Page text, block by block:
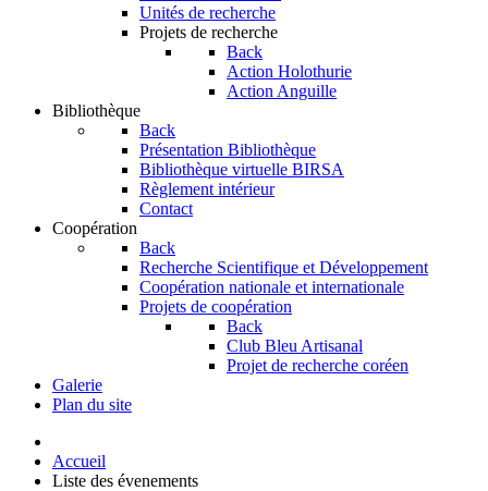
Unités de recherche
Projets de recherche
Back
Action Holothurie
Action Anguille
Bibliothèque
Back
Présentation Bibliothèque
Bibliothèque virtuelle BIRSA
Règlement intérieur
Contact
Coopération
Back
Recherche Scientifique et Développement
Coopération nationale et internationale
Projets de coopération
Back
Club Bleu Artisanal
Projet de recherche coréen
Galerie
Plan du site
Accueil
Liste des évenements